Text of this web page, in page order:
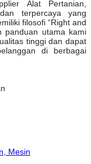
Alat Pertanian,
terpercaya yang
filosofi “Right and
panduan utama kami
tinggi dan dapat
di berbagai